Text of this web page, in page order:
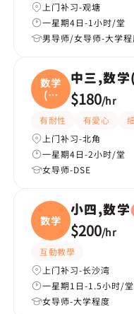
上门补习-观塘
一星期4日-1小时/堂
男导师/女导师-大学程
数学
(升
中
中三,数
$180/hr
有耐性 有愛心
上门补习-北角
一星期4日-2小时/堂
女导师-DSE
数学
小四,数学
$200/hr
互動教學
上门补习-长沙湾
一星期1日-1.5小时/堂
女导师-大学程度